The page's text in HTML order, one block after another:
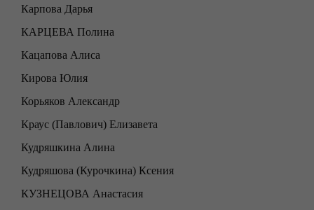
Карпова Дарья
КАРЦЕВА Полина
Кацапова Алиса
Кирова Юлия
Корьяков Александр
Краус (Павлович) Елизавета
Кудряшкина Алина
Кудряшова (Курочкина) Ксения
КУЗНЕЦОВА Анастасия